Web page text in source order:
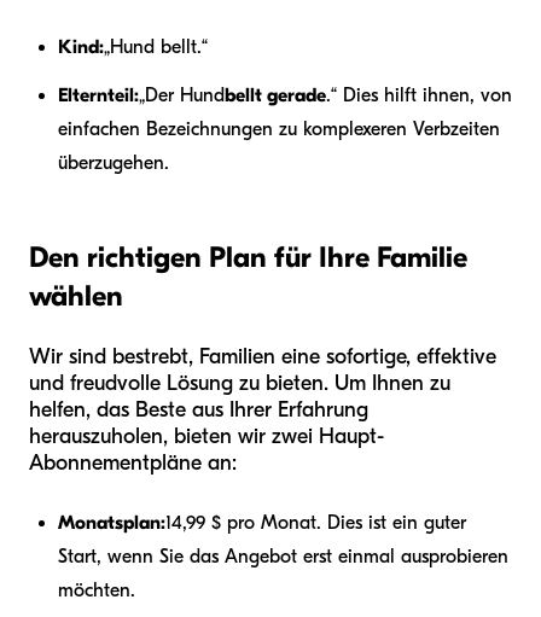
Kind:„Hund bellt.“
Elternteil:„Der Hundbellt gerade.“ Dies hilft ihnen, von
einfachen Bezeichnungen zu komplexeren Verbzeiten
überzugehen.
Den richtigen Plan für Ihre Familie
wählen
Wir sind bestrebt, Familien eine sofortige, effektive
und freudvolle Lösung zu bieten. Um Ihnen zu
helfen, das Beste aus Ihrer Erfahrung
herauszuholen, bieten wir zwei Haupt-
Abonnementpläne an:
Monatsplan:14,99 $ pro Monat. Dies ist ein guter
Start, wenn Sie das Angebot erst einmal ausprobieren
möchten.